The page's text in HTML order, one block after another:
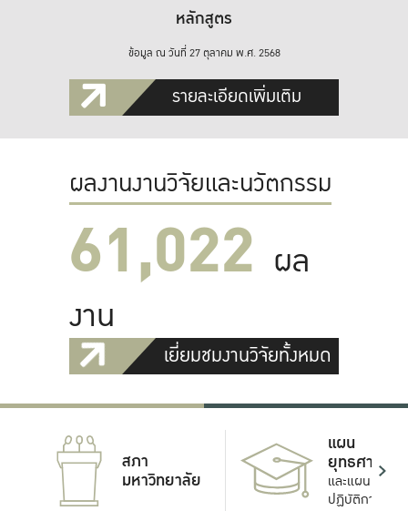
หลักสูตร
ข้อมูล ณ วันที่ 27 ตุลาคม พ.ศ. 2568
รายละเอียดเพิ่มเติม
ผลงานงานวิจัยและนวัตกรรม
61,022 ผล
งาน
เยี่ยมชมงานวิจัยทั้งหมด
สภา
มหาวิทยาลัย
แผน
ยุทธศาสตร์
และแผน
ปฏิบัติการ